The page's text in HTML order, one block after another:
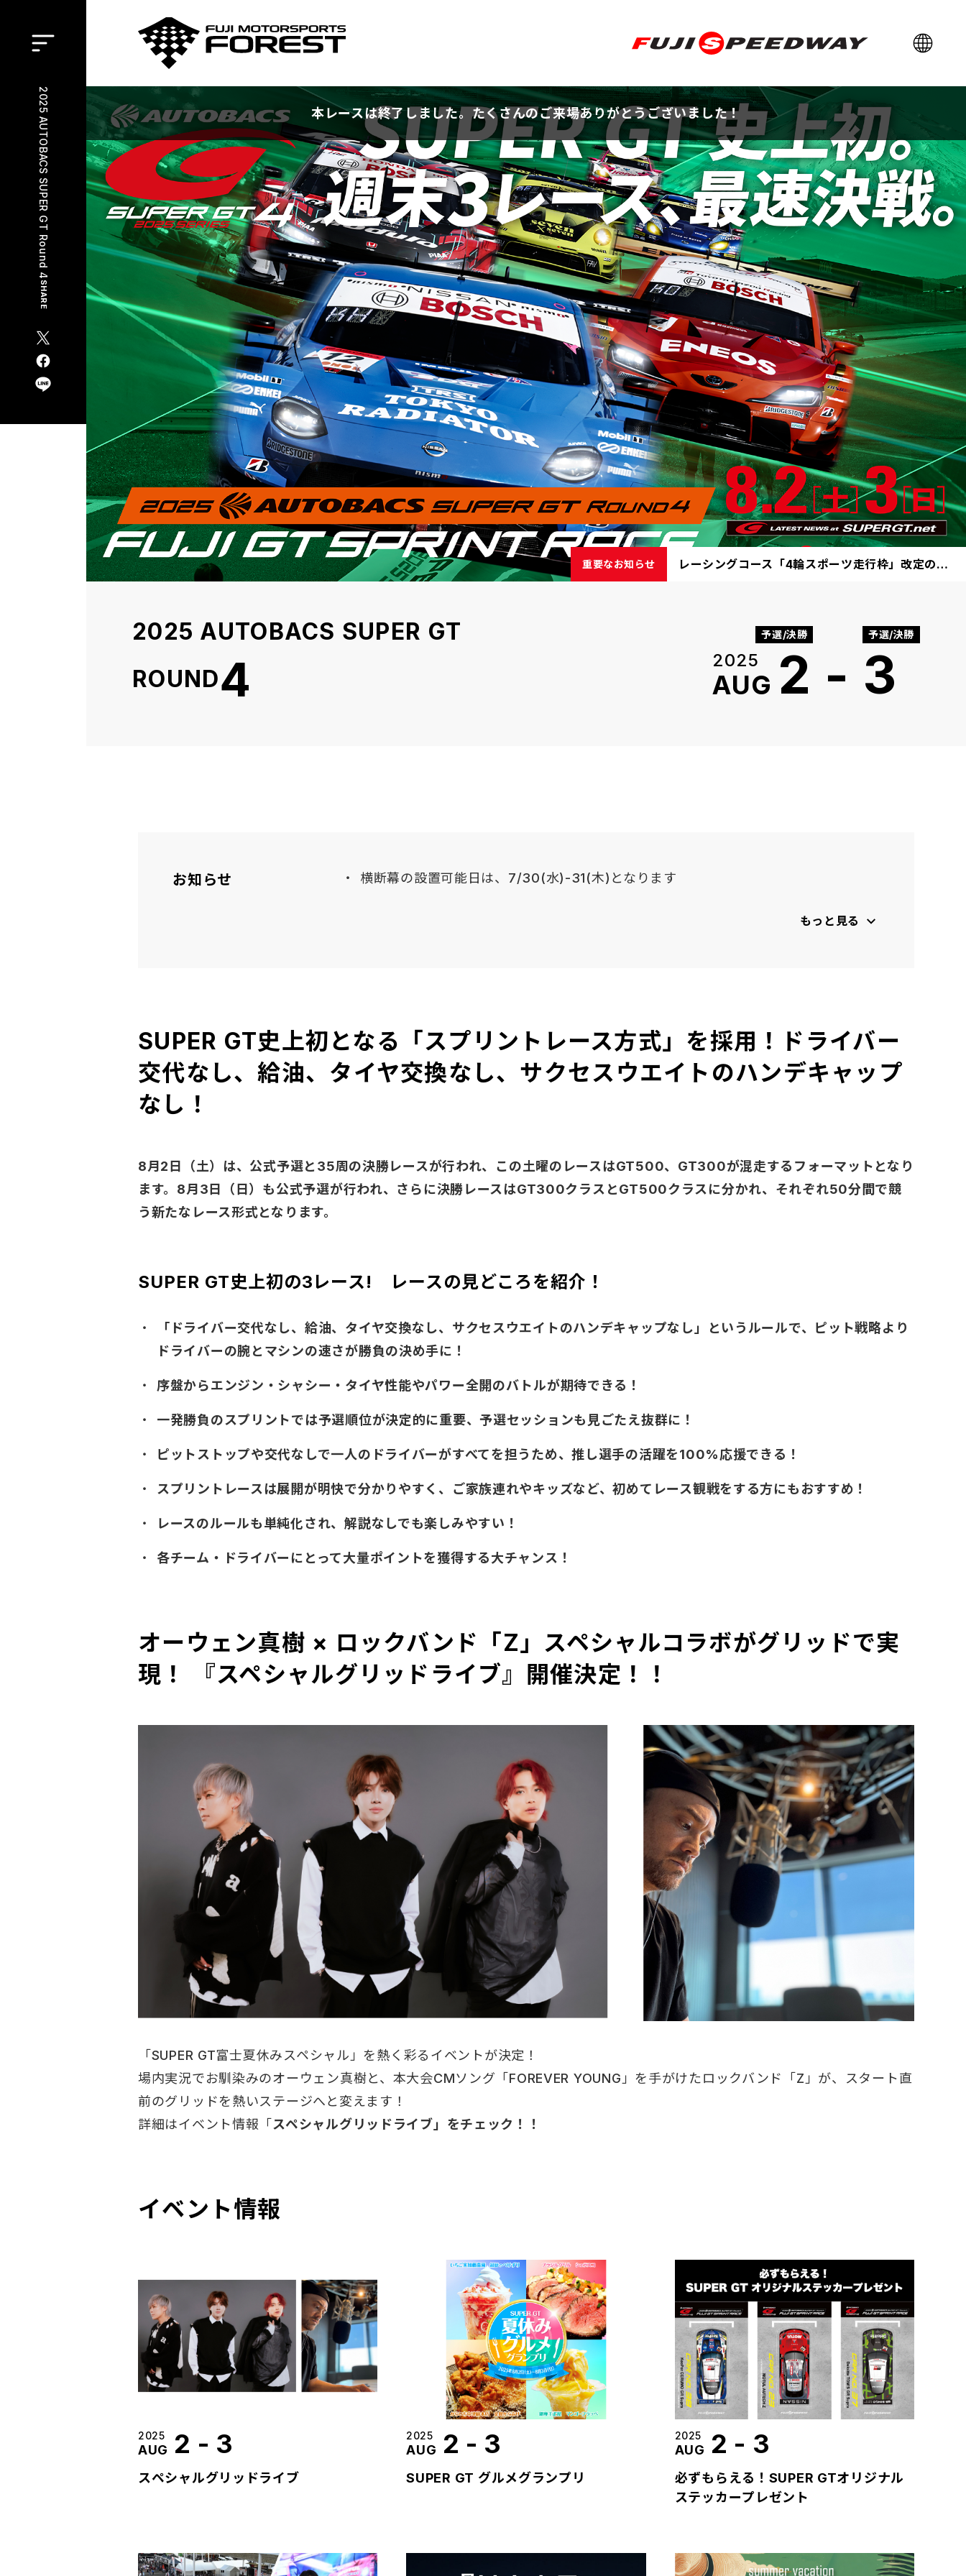
2025 AUTOBACS SUPER GT Round 4
SHARE
X
FUJI MOTORSPORTS FOREST
FUJI SPEEDWAY
言語選択
日本語
简体中文
本レースは終了しました。 たくさんのご来場ありがとうございました！
重要なお知らせ レーシングコース「4輪スポーツ走行枠」改定のご案内
2025 AUTOBACS SUPER GT
ROUND4
予選/決勝
2025
AUG 2 -
予選/決勝
3
お知らせ 横断幕の設置可能日は、7/30(水)-31(木)となります
もっと見る
SUPER GT史上初となる「スプリントレース方式」を採用！ドライバー
交代なし、給油、タイヤ交換なし、サクセスウエイトのハンデキャップ
なし！
8月2日（土）は、公式予選と35周の決勝レースが行われ、この土曜のレースはGT500、GT300が混走するフォーマットとなり
ます。8月3日（日）も公式予選が行われ、さらに決勝レースはGT300クラスとGT500クラスに分かれ、それぞれ50分間で競
う新たなレース形式となります。
SUPER GT史上初の3レース! レースの見どころを紹介！
「ドライバー交代なし、給油、タイヤ交換なし、サクセスウエイトのハンデキャップなし」というルールで、ピット戦略より
ドライバーの腕とマシンの速さが勝負の決め手に！
序盤からエンジン・シャシー・タイヤ性能やパワー全開のバトルが期待できる！
一発勝負のスプリントでは予選順位が決定的に重要、予選セッションも見ごたえ抜群に！
ピットストップや交代なしで一人のドライバーがすべてを担うため、推し選手の活躍を100%応援できる！
スプリントレースは展開が明快で分かりやすく、ご家族連れやキッズなど、初めてレース観戦をする方にもおすすめ！
レースのルールも単純化され、解説なしでも楽しみやすい！
各チーム・ドライバーにとって大量ポイントを獲得する大チャンス！
オーウェン真樹 × ロックバンド「Z」スペシャルコラボがグリッドで実
現！ 『スペシャルグリッドライブ』開催決定！！
「SUPER GT富士夏休みスペシャル」を熱く彩るイベントが決定！
場内実況でお馴染みのオーウェン真樹と、本大会CMソング「FOREVER YOUNG」を手がけたロックバンド「Z」が、スタート直
前のグリッドを熱いステージへと変えます！
詳細はイベント情報「 スペシャルグリッドライブ」をチェック！！
イベント情報
スペシャルグリッドライブ
2025
AUG 2 - 3
SUPER GT グルメグランプリ
2025
AUG 2 - 3
必ずもらえる！SUPER GTオリジナル
ステッカープレゼント
2025
AUG 2 - 3